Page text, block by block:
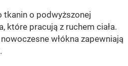
tkanin o podwyższonej
które pracują z ruchem ciała.
włókna zapewniają